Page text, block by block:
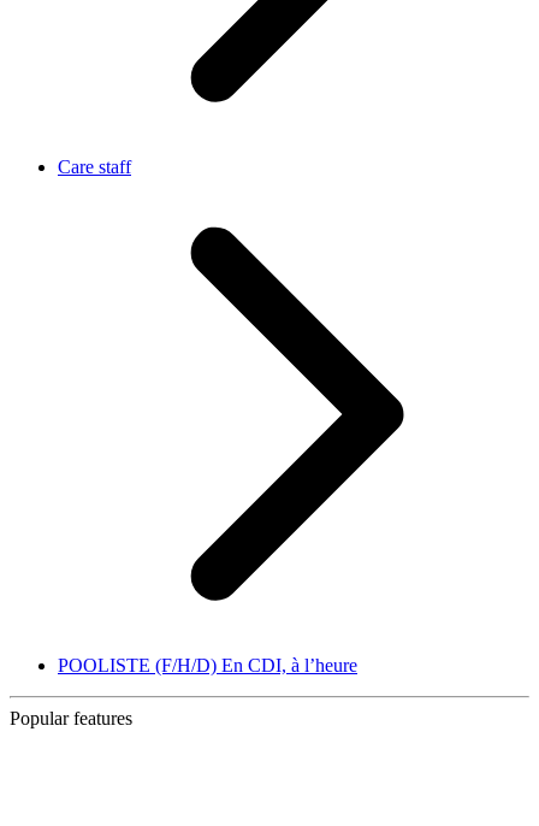
Care staff
POOLISTE (F/H/D) En CDI, à l’heure
Popular features